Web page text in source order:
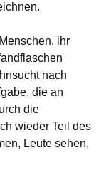
ihr
nach
die an
die
wieder Teil des
Leute sehen,
armer